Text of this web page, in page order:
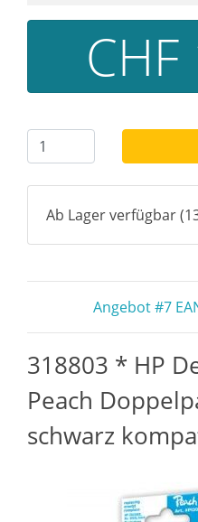
Ab Lager verfügbar
Angebot #7
318803 * HP
Peach
schwarz